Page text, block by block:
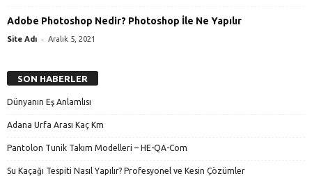
Adobe Photoshop Nedir? Photoshop İle Ne Yapılır
Site Adı - Aralık 5, 2021
SON HABERLER
Dünyanın Eş Anlamlısı
Adana Urfa Arası Kaç Km
Pantolon Tunik Takım Modelleri – HE-QA-Com
Su Kaçağı Tespiti Nasıl Yapılır? Profesyonel ve Kesin Çözümler